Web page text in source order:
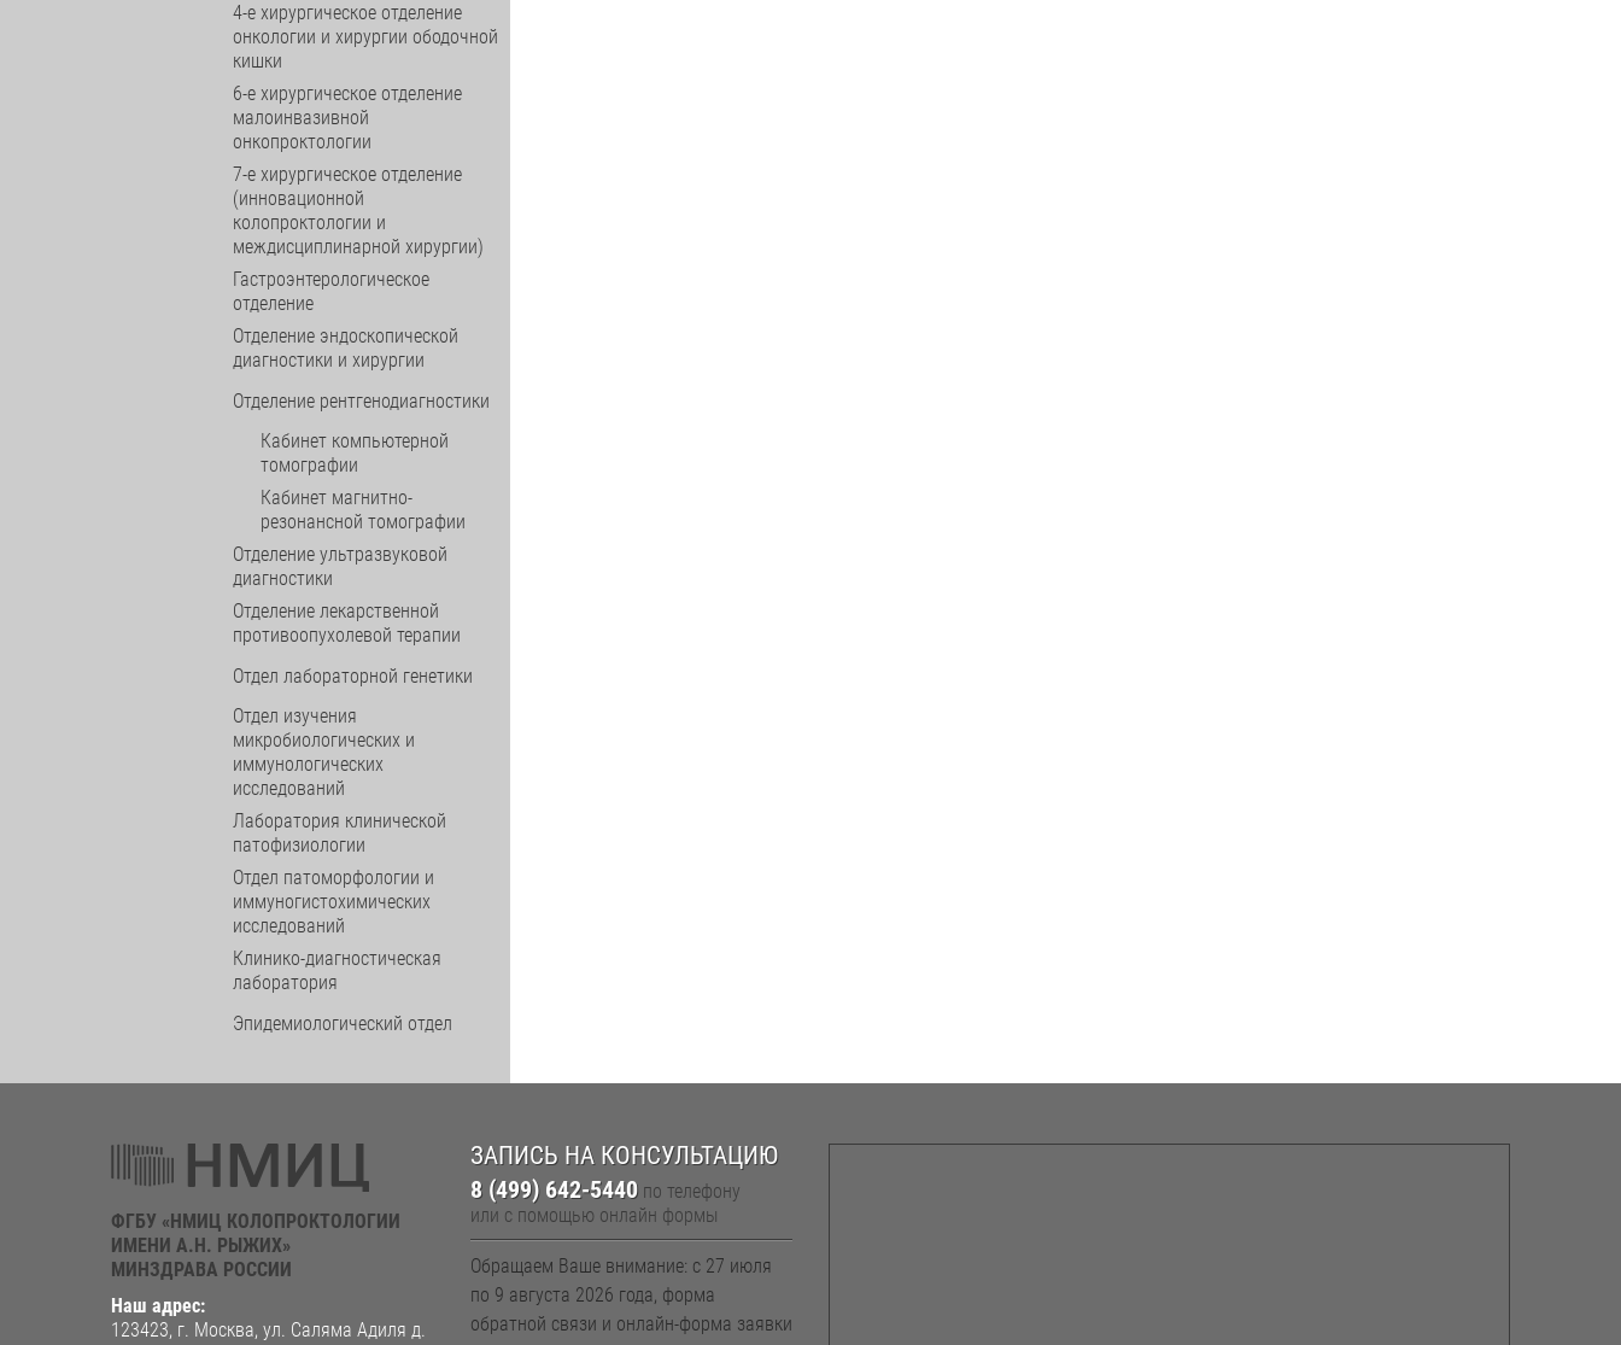
4-е хирургическое отделение
онкологии и хирургии ободочной
кишки
6-е хирургическое отделение
малоинвазивной
онкопроктологии
7-е хирургическое отделение
(инновационной
колопроктологии и
междисциплинарной хирургии)
Гастроэнтерологическое
отделение
Отделение эндоскопической
диагностики и хирургии
Отделение рентгенодиагностики
Кабинет компьютерной
томографии
Кабинет магнитно-
резонансной томографии
Отделение ультразвуковой
диагностики
Отделение лекарственной
противоопухолевой терапии
Отдел лабораторной генетики
Отдел изучения
микробиологических и
иммунологических
исследований
Лаборатория клинической
патофизиологии
Отдел патоморфологии и
иммуногистохимических
исследований
Клинико-диагностическая
лаборатория
Эпидемиологический отдел
ФГБУ «НМИЦ КОЛОПРОКТОЛОГИИ
ИМЕНИ А.Н. РЫЖИХ»
МИНЗДРАВА РОССИИ
Наш адрес:
123423, г. Москва, ул. Саляма Адиля д.
ЗАПИСЬ НА КОНСУЛЬТАЦИЮ
8 (499) 642-5440по телефону
или с помощью онлайн формы
Обращаем Ваше внимание: с 27 июля
по 9 августа 2026 года, форма
обратной связи и онлайн-форма заявки